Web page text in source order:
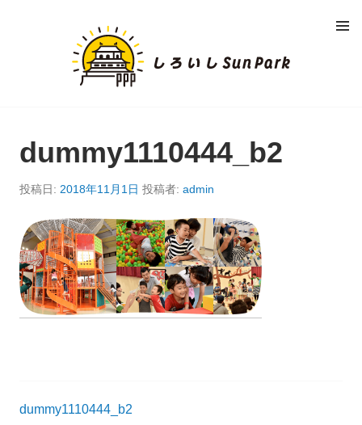
ー
dummy1110444_b2
投稿日: 2018年11月1日 投稿者: admin
投
dummy1110444_b2